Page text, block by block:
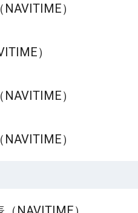
）
）
）
）